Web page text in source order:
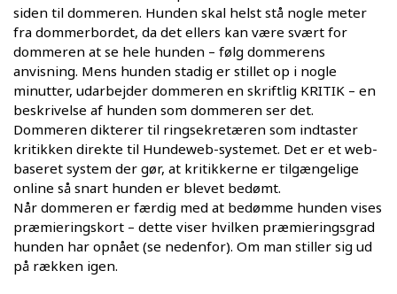
siden til dommeren. Hunden skal helst stå nogle meter
fra dommerbordet, da det ellers kan være svært for
dommeren at se hele hunden – følg dommerens
anvisning. Mens hunden stadig er stillet op i nogle
minutter, udarbejder dommeren en skriftlig KRITIK – en
beskrivelse af hunden som dommeren ser det.
Dommeren dikterer til ringsekretæren som indtaster
kritikken direkte til Hundeweb-systemet. Det er et web-
baseret system der gør, at kritikkerne er tilgængelige
online så snart hunden er blevet bedømt.
Når dommeren er færdig med at bedømme hunden vises
præmieringskort – dette viser hvilken præmieringsgrad
hunden har opnået (se nedenfor). Om man stiller sig ud
på rækken igen.